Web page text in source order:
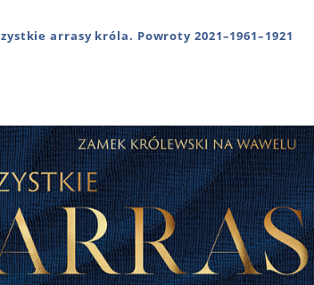
arrasy króla. Powroty 2021–1961–1921